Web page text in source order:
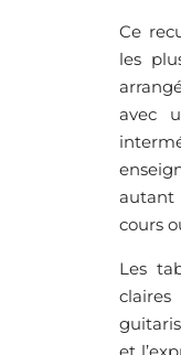
Ce
les
avec
autant
cours
Les
et